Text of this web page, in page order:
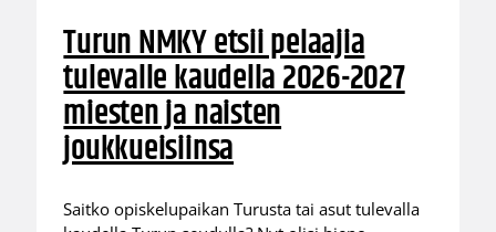
Turun NMKY etsii pelaajia
tulevalle kaudella 2026-2027
miesten ja naisten
joukkueisiinsa
Saitko opiskelupaikan Turusta tai asut tulevalla